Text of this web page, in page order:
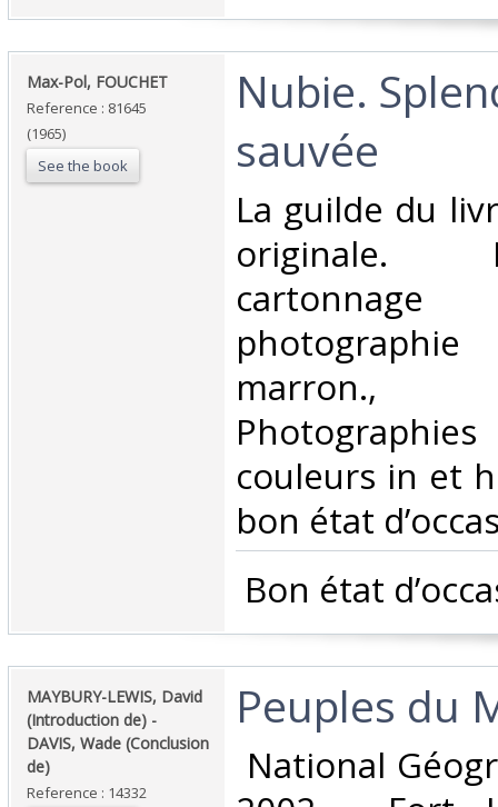
‎Max-Pol, FOUCHET‎
Reference : 81645
(1965)
See the book
‎Nubie.
sauvée ‎
‎La guilde du
originale.
couleurs in et
bon état
Bon état
‎MAYBURY-LEWIS, David
(Introduction de) -
DAVIS, Wade (Conclusion
de)‎
Reference : 14332
‎Peuples du
National